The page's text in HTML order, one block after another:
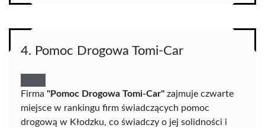
4. Pomoc Drogowa Tomi-Car
Firma "Pomoc Drogowa Tomi-Car" zajmuje czwarte
miejsce w rankingu firm świadczących pomoc
drogową w Kłodzku, co świadczy o jej solidności i